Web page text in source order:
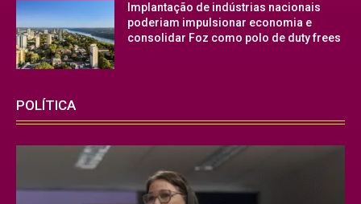
Implantação de indústrias nacionais
poderiam impulsionar economia e
consolidar Foz como polo de duty frees
POLÍTICA